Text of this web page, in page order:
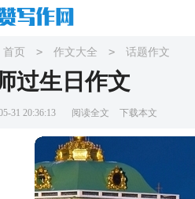
首页 > 作文大全 > 话题作文
过生日作文
31 20:36:13 阅读全文 下载本文